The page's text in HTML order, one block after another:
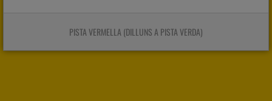
PISTA VERMELLA (DILLUNS A PISTA VERDA)